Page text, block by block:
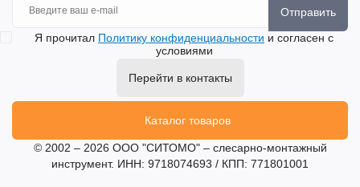
Отправить
Я прочитал Политику конфиденциальности и согласен с
условиями
Перейти в контакты
Каталог товаров
© 2002 – 2026 ООО "СИТОМО" – слесарно-монтажный
инструмент. ИНН: 9718074693 / КПП: 771801001